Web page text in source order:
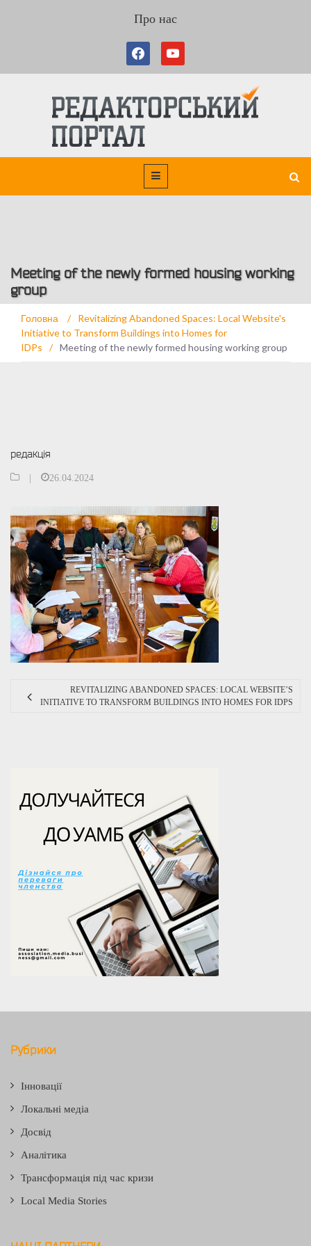
Про нас
Meeting of the newly formed housing working
group
Головна /
Revitalizing Abandoned Spaces: Local Website's
Initiative to Transform Buildings into Homes for
IDPs
/ Meeting of the newly formed housing working group
редакція
26.04.2024
REVITALIZING ABANDONED SPACES: LOCAL WEBSITE’S
INITIATIVE TO TRANSFORM BUILDINGS INTO HOMES FOR IDPS
Рубрики
Інновації
Локальні медіа
Досвід
Аналітика
Трансформація під час кризи
Local Media Stories